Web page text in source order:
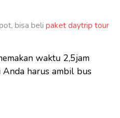
bisa beli paket daytrip tour
waktu 2,5jam
harus ambil bus